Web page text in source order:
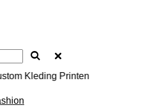
Kleding Printen